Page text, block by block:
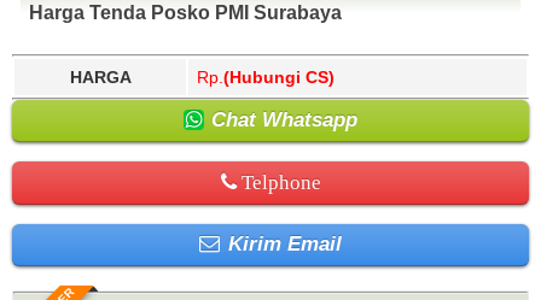
Harga Tenda Posko PMI Surabaya
HARGA Rp. (Hubungi CS)
Chat Whatsapp
Telphone
Kirim Email